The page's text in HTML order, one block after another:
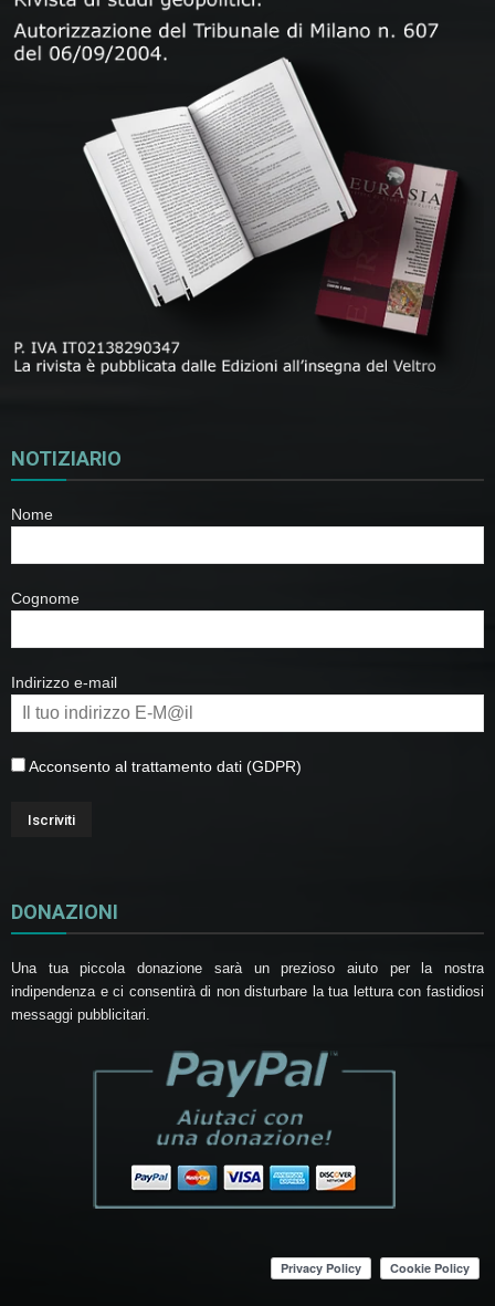
NOTIZIARIO
Nome
Cognome
Indirizzo e-mail
Acconsento al trattamento dati (GDPR)
DONAZIONI
Una tua piccola donazione sarà un prezioso aiuto per la nostra
indipendenza e ci consentirà di non disturbare la tua lettura con fastidiosi
messaggi pubblicitari.